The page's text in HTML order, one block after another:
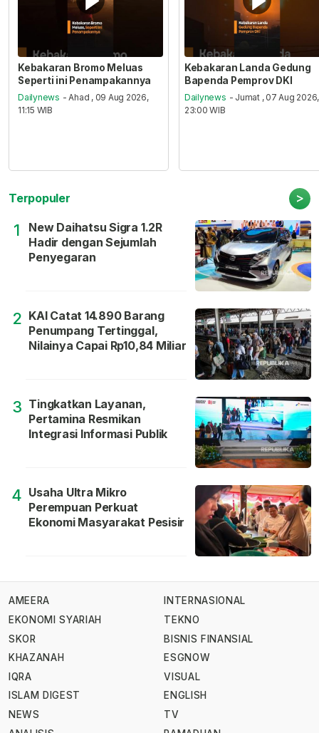
Kebakaran Bromo Meluas
Seperti ini Penampakannya
Dailynews - Ahad , 09 Aug 2026,
11:15 WIB
Kebakaran Landa Gedung
Bapenda Pemprov DKI
Dailynews - Jumat , 07 Aug 2026,
23:00 WIB
Terpopuler >
1
New Daihatsu Sigra 1.2R
Hadir dengan Sejumlah
Penyegaran
2 KAI Catat 14.890 Barang
Penumpang Tertinggal,
Nilainya Capai Rp10,84 Miliar
3 Tingkatkan Layanan,
Pertamina Resmikan
Integrasi Informasi Publik
4 Usaha Ultra Mikro
Perempuan Perkuat
Ekonomi Masyarakat Pesisir
AMEERA
EKONOMI SYARIAH
SKOR
KHAZANAH
IQRA
ISLAM DIGEST
NEWS
INTERNASIONAL
TEKNO
BISNIS FINANSIAL
ESGNOW
VISUAL
ENGLISH
TV